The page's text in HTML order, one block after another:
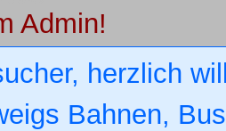
Admin!
herzlich
Bahnen,